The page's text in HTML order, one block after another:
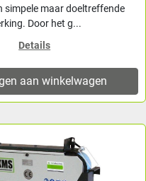
simpele maar doeltreffende
Door het g...
Details
aan winkelwagen